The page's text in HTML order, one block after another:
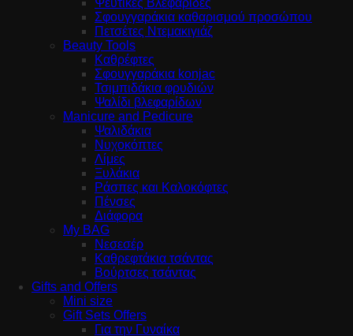
Σφουγγαράκια καθαρισμού προσώπου
Πετσέτες Ντεμακιγιάζ
Beauty Tools
Καθρέφτες
Σφουγγαράκια konjac
Τσιμπιδάκια φρυδιών
Ψαλίδι βλεφαρίδων
Manicure and Pedicure
Ψαλιδάκια
Νυχοκόπτες
Λίμες
Ξυλάκια
Ράσπες και Καλοκόφτες
Πένσες
Διάφορα
My BAG
Νεσεσέρ
Καθρεφτάκια τσάντας
Βούρτσες τσάντας
Gifts and Offers
Mini size
Gift Sets Offers
Για την Γυναίκα